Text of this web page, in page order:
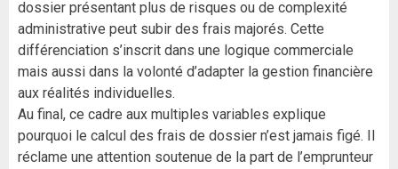
dossier présentant plus de risques ou de complexité
administrative peut subir des frais majorés. Cette
différenciation s’inscrit dans une logique commerciale
mais aussi dans la volonté d’adapter la gestion financière
aux réalités individuelles.
Au final, ce cadre aux multiples variables explique
pourquoi le calcul des frais de dossier n’est jamais figé. Il
réclame une attention soutenue de la part de l’emprunteur